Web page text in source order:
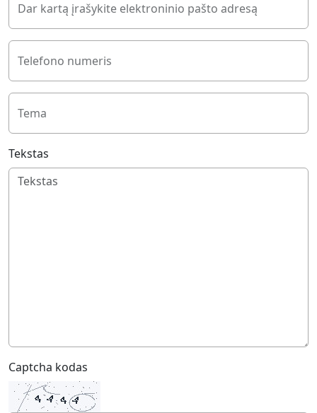
Dar kartą įrašykite elektroninio pašto adresą
Telefono numeris
Tema
Tekstas
Captcha kodas